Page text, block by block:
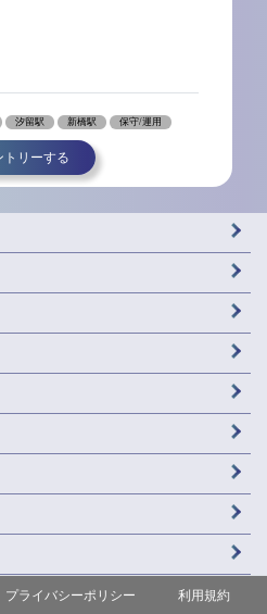
汐留駅 新橋駅 保守/運用
トリーする
プライバシーポリシー 利用規約